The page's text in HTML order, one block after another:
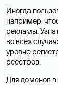
Иногда
например,
рекламы.
во всех
уровне
реестров.
Для доменов в